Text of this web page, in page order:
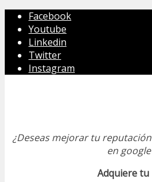
Facebook
Youtube
Linkedin
Twitter
Instagram
¿Deseas mejorar tu
en
Adquiere